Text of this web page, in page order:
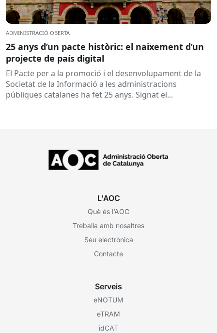
ADMINISTRACIÓ OBERTA
25 anys d’un pacte històric: el naixement d’un
projecte de país digital
El Pacte per a la promoció i el desenvolupament de la
Societat de la Informació a les administracions
públiques catalanes ha fet 25 anys. Signat el...
L'AOC
Què és l’AOC
Treballa amb nosaltres
Seu electrònica
Contacte
Serveis
eNOTUM
eTRAM
idCAT